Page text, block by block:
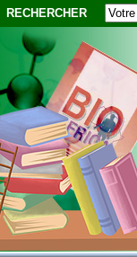
RECHERCHER